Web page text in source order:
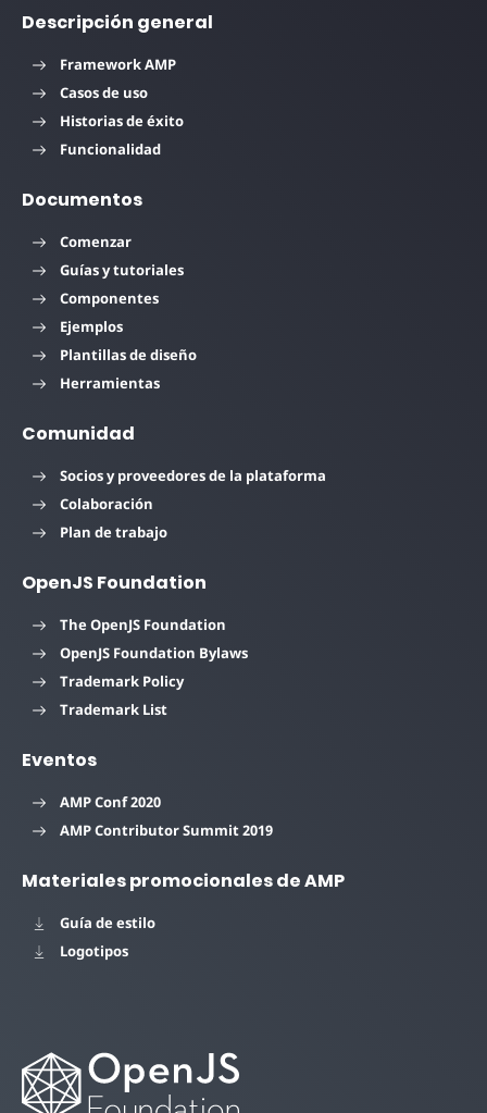
Descripción general
Framework AMP
Casos de uso
Historias de éxito
Funcionalidad
Documentos
Comenzar
Guías y tutoriales
Componentes
Ejemplos
Plantillas de diseño
Herramientas
Comunidad
Socios y proveedores de la plataforma
Colaboración
Plan de trabajo
OpenJS Foundation
The OpenJS Foundation
OpenJS Foundation Bylaws
Trademark Policy
Trademark List
Eventos
AMP Conf 2020
AMP Contributor Summit 2019
Materiales promocionales de AMP
Guía de estilo
Logotipos